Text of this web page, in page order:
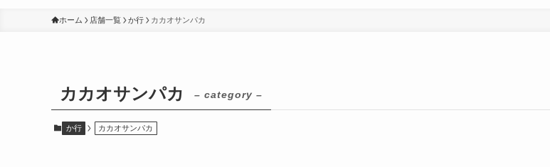
ホーム 店舗一覧 か行 カカオサンパカ
カカオサンパカ – category –
か行 カカオサンパカ